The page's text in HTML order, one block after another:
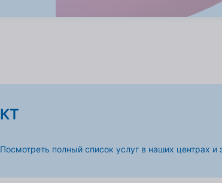
КТ
Посмотреть полный список услуг в наших центрах и